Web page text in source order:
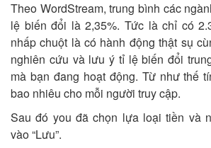
Theo WordStream, trung bình các
lệ biến đổi là 2,35%. Tức là chỉ có
nhấp chuột là có hành động thật sụ
nghiên cứu và lưu ý tỉ lệ biến đổi
mà bạn đang hoạt động. Từ như thế
bao nhiêu cho mỗi người truy cập.
Sau đó you đã chọn lựa loại tiền và
vào “Lưu”.